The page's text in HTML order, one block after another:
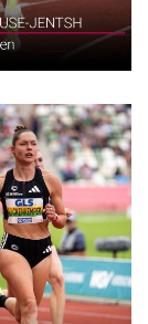
& 200m